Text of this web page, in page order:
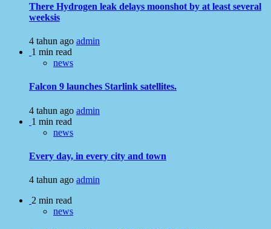
There Hydrogen leak delays moonshot by at least several
weeksis
4 tahun ago admin
1 min read
news
Falcon 9 launches Starlink satellites.
4 tahun ago admin
1 min read
news
Every day, in every city and town
4 tahun ago admin
2 min read
news